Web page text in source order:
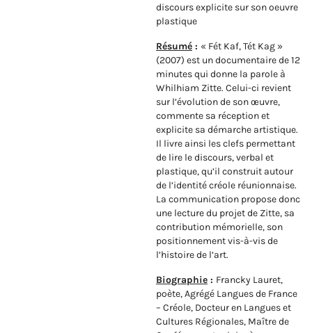
discours explicite sur son oeuvre
plastique
Résumé : « Fét Kaf, Tét Kag »
(2007) est un documentaire de 12
minutes qui donne la parole à
Whilhiam Zitte. Celui-ci revient
sur l’évolution de son œuvre,
commente sa réception et
explicite sa démarche artistique.
Il livre ainsi les clefs permettant
de lire le discours, verbal et
plastique, qu’il construit autour
de l’identité créole réunionnaise.
La communication propose donc
une lecture du projet de Zitte, sa
contribution mémorielle, son
positionnement vis-à-vis de
l’histoire de l’art.
Biographie : Francky Lauret,
poète, Agrégé Langues de France
– Créole, Docteur en Langues et
Cultures Régionales, Maître de